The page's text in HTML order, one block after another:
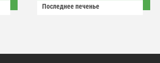
Последнее печенье